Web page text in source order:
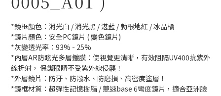
*鏡框顏色：消光白 / 消光黑 / 湛藍 / 勃根地紅 / 冰晶橘
*鏡片顏色：安全PC鏡片 ( 變色鏡片)
*灰變透光率：93% - 25%
*內層AR防眩光多層鍍膜：使視覺更清晰，有效阻隔UV400抗紫外
線折射， 保護眼睛不受紫外線侵襲！
*外層鏡片：防汙、防潑水、防磨損、高密度塗層！
*鏡框材質：超彈性記憶樹脂 / 競速base 6彎度鏡片，適合亞洲臉